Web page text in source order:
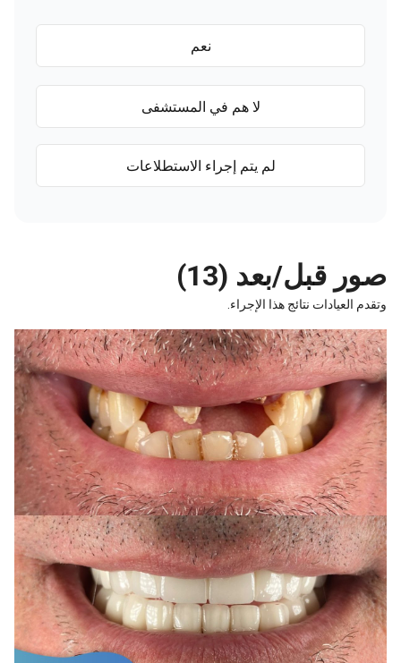
نعم
لا هم في المستشفى
لم يتم إجراء الاستطلاعات
صور قبل/بعد (13)
وتقدم العيادات نتائج هذا الإجراء.